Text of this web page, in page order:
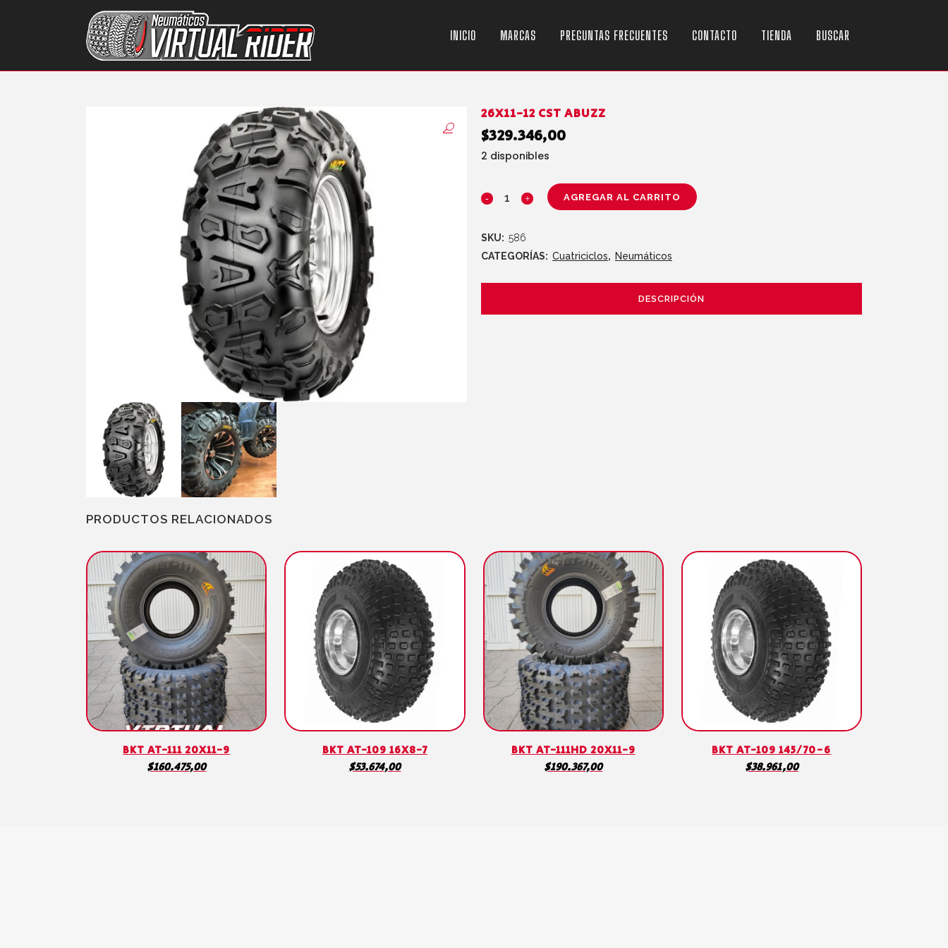
INICIO MARCAS PREGUNTAS FRECUENTES CONTACTO TIENDA BUSCAR
26X11-12 CST ABUZZ
$329.346,00
2 disponibles
AGREGAR AL CARRITO
SKU: 586
CATEGORÍAS: Cuatriciclos, Neumáticos
DESCRIPCIÓN
PRODUCTOS RELACIONADOS
BKT AT-111 20X11-9
$160.475,00
BKT AT-109 16X8-7
$53.674,00
BKT AT-111HD 20X11-9
$190.367,00
BKT AT-109 145/70-6
$38.961,00